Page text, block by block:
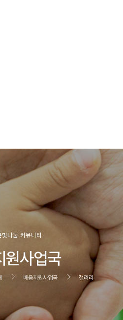
빛나눔 커뮤니티
원사업국
배움지원사업국 갤러리